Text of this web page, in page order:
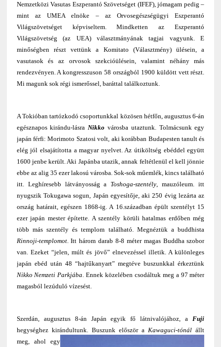
Nemzetközi Vasutas Eszperantó Szövetséget (IFEF), jómagam pedig –
mint az UMEA elnöke – az Orvosegészségügyi Eszperantó
Világszövetséget képviseltem. Mindketten az Eszperantó
Világszövetség (az UEA) választmányának tagjai vagyunk. E
minőségben részt vettünk a Komitato (Választmény) ülésein, a
vasutasok és az orvosok szekcióülésein, valamint néhány más
rendezvényen. A kongresszuson 58 országból 1900 küldött vett részt.
Mi magunk sok régi ismerőssel, baráttal találkoztunk.
A Tokióban tartózkodó csoportunkkal közösen hétfőn, augusztus 6-án
egésznapos kirándu-lásra Nikko városba utaztunk. Tolmácsunk egy
japán férfi: Morimoto Szatosi volt, aki korábban Budapesten tanult és
elég jól elsajátította a magyar nyelvet. Az útiköltség ebéddel együtt
1600 jenbe került. Aki Japánba utazik, annak feltétlenül el kell jönnie
ebbe az alig 35 ezer lakosú városba. Sok-sok műemlék, kincs található
itt. Leghíresebb látványosság a Toshoga-szentély, mauzóleum. itt
nyugszik Tokugawa sogun, Japán egyesítője, aki 250 évig lezárta az
ország határait, egészen 1868-ig. A 16.században épült szentélyt 15
ezer japán mester építette. A szentély körüli hatalmas erdőben még
több más szentély és templom található. Megnéztük a buddhista
Rinnoji-templomot. Itt három darab 8-8 méter magas Buddha szobor
van. Ezeket “jelen, múlt és jövő” elnevezéssel illetik. A különleges
japán ebéd után 48 “hajtűkanyart” megtéve buszunkkal érkeztünk
Nikko Nemzeti Parkjába. Ennek közelében csodáltuk meg a 97 méter
magasból lezúduló vízesést.
Szerdán, augusztus 8-án Japán egyik fő látnivalójához, a Fuji
hegységhez kirándultunk. Buszunk először aKawaguci-tónál állt
meg, ahol egy